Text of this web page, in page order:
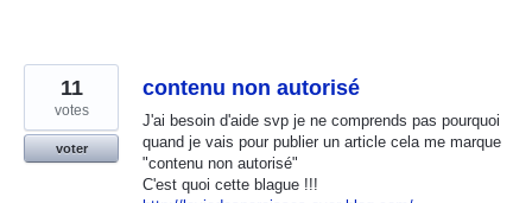
contenu non autorisé
J'ai besoin d'aide svp je ne comprends pas pourquoi
quand je vais pour publier un article cela me marque
"contenu non autorisé"
C'est quoi cette blague !!!
11
votes
voter